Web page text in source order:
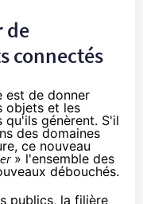
de
connectés
est de donner
objets et les
qu'ils génèrent. S'il
des domaines
ce nouveau
» l'ensemble des
débouchés.
publics, la filière